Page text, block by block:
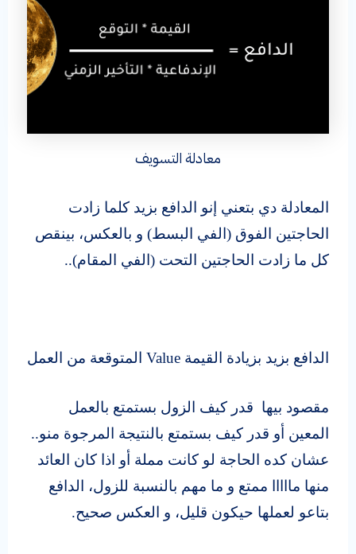
معادلة التسويف
المعادلة دي بتعني إنو الدافع بزيد كلما زادت
الحاجتين الفوق (الفي البسط) و بالعكس، بينقص
كل ما زادت الحاجتين التحت (الفي المقام)..
الدافع بزيد بزيادة القيمة Value المتوقعة من العمل
مقصود بيها قدر كيف الزول بستمتع بالعمل
المعين أو قدر كيف بستمتع بالنتيجة المرجوة منو..
عشان كده الحاجة لو كانت مملة أو اذا كان العائد
منها مااااا ممتع و ما مهم بالنسبة للزول، الدافع
بتاعو لعملها حيكون قليل، و العكس صحيح.